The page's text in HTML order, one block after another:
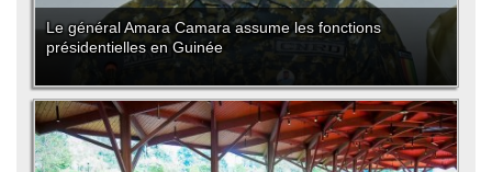
Le général Amara Camara assume les fonctions
présidentielles en Guinée